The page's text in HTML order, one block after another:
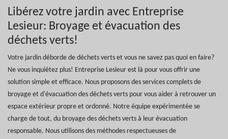
Libérez votre jardin avec Entreprise
Lesieur: Broyage et évacuation des
déchets verts!
Votre jardin déborde de déchets verts et vous ne savez pas quoi en faire?
Ne vous inquiétez plus! Entreprise Lesieur est là pour vous offrir une
solution simple et efficace. Nous proposons des services complets de
broyage et d'évacuation des déchets verts pour vous aider à retrouver un
espace extérieur propre et ordonné. Notre équipe expérimentée se
charge de tout, du broyage des déchets verts à leur évacuation
responsable. Nous utilisons des méthodes respectueuses de